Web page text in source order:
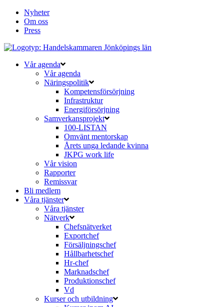
Nyheter
Om oss
Press
Vår agenda
Vår agenda
Näringspolitik
Kompetensförsörjning
Infrastruktur
Energiförsörjning
Samverkansprojekt
100-LISTAN
Omvänt mentorskap
Årets unga ledande kvinna
JKPG work life
Vår vision
Rapporter
Remissvar
Bli medlem
Våra tjänster
Våra tjänster
Nätverk
Chefsnätverket
Exportchef
Försäljningschef
Hållbarhetschef
Hr-chef
Marknadschef
Produktionschef
Vd
Kurser och utbildning